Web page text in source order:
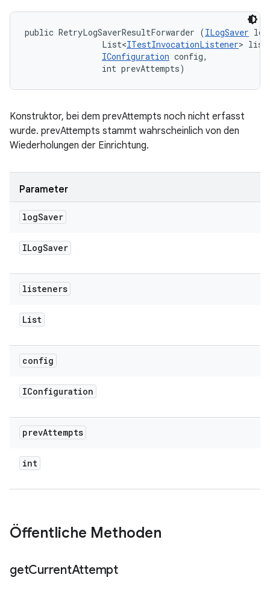
public RetryLogSaverResultForwarder (ILogSaver
                List<
ITestInvocationListener>
IConfiguration config,
                int prevAttempts)
Konstruktor, bei dem prevAttempts noch nicht erfasst
wurde. prevAttempts stammt wahrscheinlich von den
Wiederholungen der Einrichtung.
Parameter
logSaver
ILogSaver
listeners
List
config
IConfiguration
prevAttempts
int
Öffentliche Methoden
getCurrentAttempt